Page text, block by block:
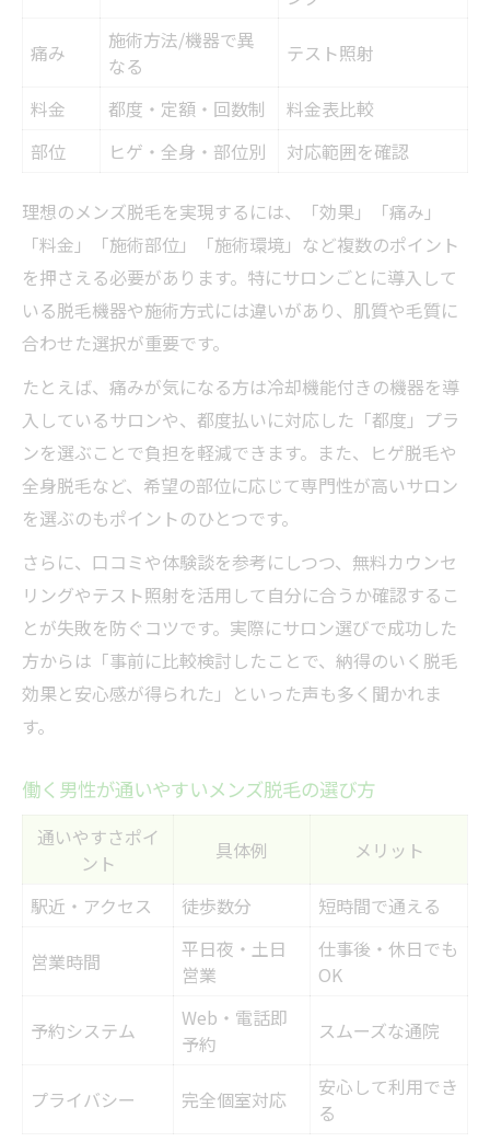
痛み
施術方法/機器で異
なる
テスト照射
料金 都度・定額・回数制
料金表比較
部位
ヒゲ・全身・部位別 対応範囲を確認
理想のメンズ脱毛を実現するには、「効果」「痛み」
「料金」「施術部位」「施術環境」など複数のポイント
を押さえる必要があります。特にサロンごとに導入して
いる脱毛機器や施術方式には違いがあり、肌質や毛質に
合わせた選択が重要です。
たとえば、痛みが気になる方は冷却機能付きの機器を導
入しているサロンや、都度払いに対応した「都度」プラ
ンを選ぶことで負担を軽減できます。また、ヒゲ脱毛や
全身脱毛など、希望の部位に応じて専門性が高いサロン
を選ぶのもポイントのひとつです。
さらに、口コミや体験談を参考にしつつ、無料カウンセ
リングやテスト照射を活用して自分に合うか確認するこ
とが失敗を防ぐコツです。実際にサロン選びで成功した
方からは「事前に比較検討したことで、納得のいく脱毛
効果と安心感が得られた」といった声も多く聞かれま
す。
働く男性が通いやすいメンズ脱毛の選び方
通いやすさポイ
ント
具体例 メリット
駅近・アクセス 徒歩数分 短時間で通える
営業時間
平日夜・土日
営業
仕事後・休日でも
OK
予約システム
Web・電話即
予約
スムーズな通院
プライバシー 完全個室対応
安心して利用でき
る